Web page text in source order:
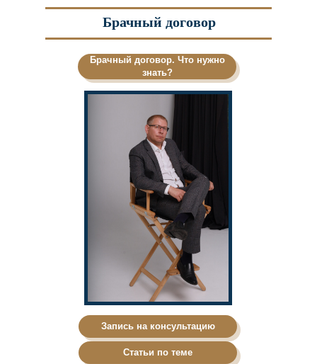
Брачный договор. Что нужно
знать?
Запись на консультацию
Брачный договор
Статьи по теме